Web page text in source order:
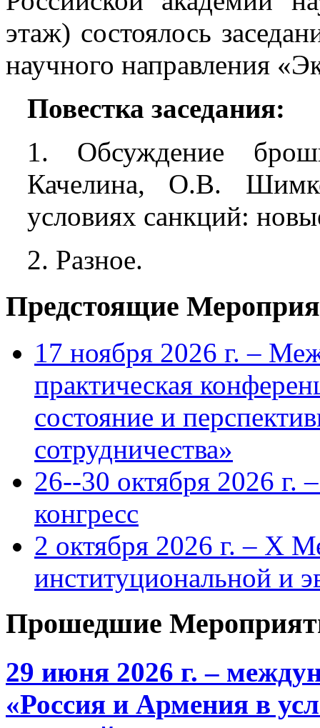
этаж) состоялось
научного направления
Повестка заседания:
1. Обсуждение
Качелина, О.В.
условиях санкций:
2. Разное.
Предстоящие
17 ноября 2026 г. –
практическая
состояние и
сотрудничества»
26--30 октября 2026 г.
конгресс
2 октября 2026 г. – X
институциональной и
Прошедшие
29 июня 2026 г. –
«Россия и Армения в